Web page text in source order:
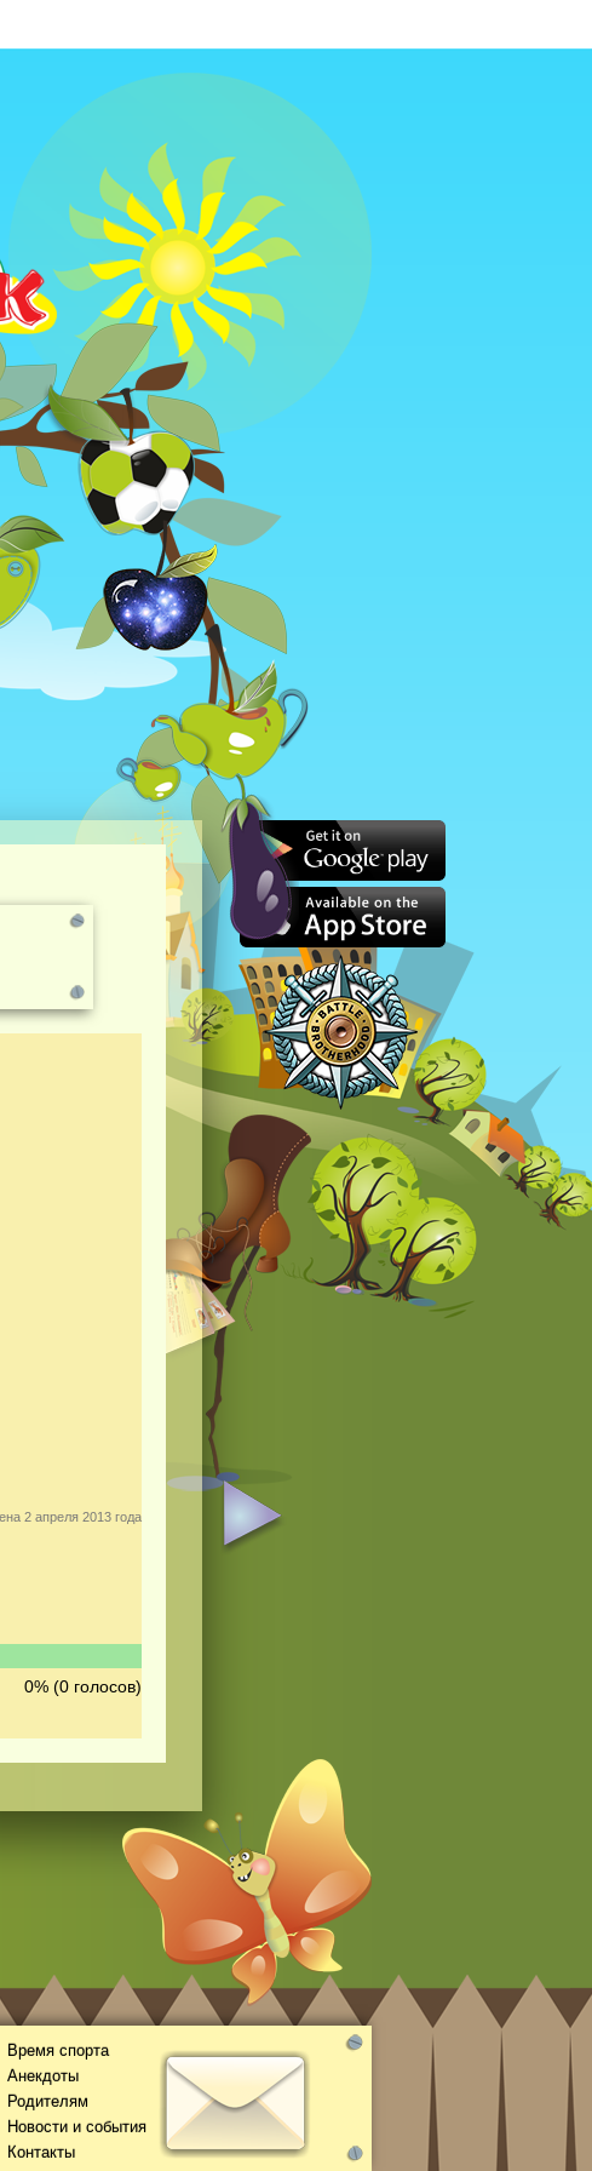
2 апреля 2013 года
0% (0 голосов)
Время спорта
Анекдоты
Родителям
Новости и события
Контакты